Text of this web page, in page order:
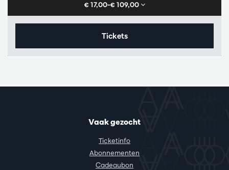
€ 17,00–€ 109,00
Tickets
Vaak gezocht
Ticketinfo
Abonnementen
Cadeaubon